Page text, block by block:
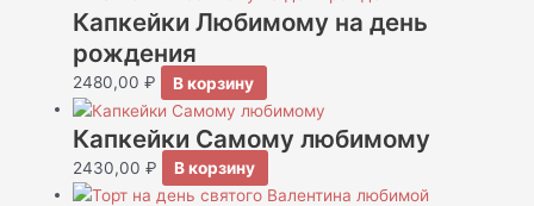
Капкейки Любимому на день
рождения
2480,00₽ В корзину
Капкейки Самому любимому
2430,00₽ В корзину